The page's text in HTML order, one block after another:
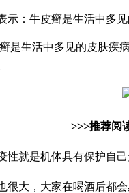
：牛皮癣是生活中多
是生活中多见的皮肤疾
>>>推荐阅
就是机体具有保护自
大，大家在喝酒后都